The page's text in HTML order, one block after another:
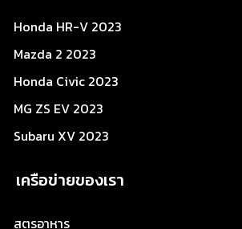
Honda HR-V 2023
Mazda 2 2023
Honda Civic 2023
MG ZS EV 2023
Subaru XV 2023
เครือข่ายของเรา
สูตรอาหาร